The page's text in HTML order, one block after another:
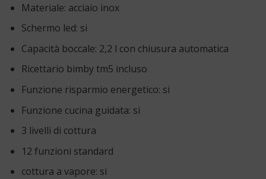
Materiale: acciaio inox
Schermo led: si
Capacità boccale: 2,2 l con chiusura automatica
Ricettario bimby tm5 incluso
Funzione risparmio energetico: si
Funzione cucina guidata: si
3 livelli di cottura
12 funzioni standard
cottura a vapore: si